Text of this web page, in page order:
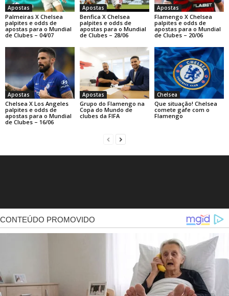
Apostas
Palmeiras X Chelsea
palpites e odds de
apostas para o Mundial
de Clubes – 04/07
Apostas
Benfica X Chelsea
palpites e odds de
apostas para o Mundial
de Clubes – 28/06
Apostas
Flamengo X Chelsea
palpites e odds de
apostas para o Mundial
de Clubes – 20/06
Apostas
Chelsea X Los Angeles
palpites e odds de
apostas para o Mundial
de Clubes – 16/06
Apostas
Grupo do Flamengo na
Copa do Mundo de
clubes da FIFA
Chelsea
Que situação! Chelsea
comete gafe com o
Flamengo